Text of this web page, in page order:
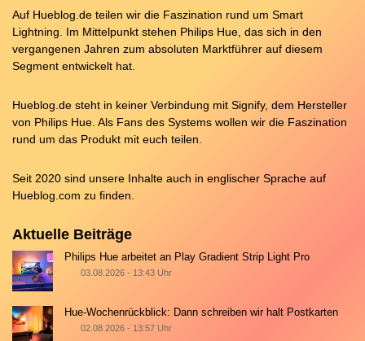
Auf Hueblog.de teilen wir die Faszination rund um Smart
Lightning. Im Mittelpunkt stehen Philips Hue, das sich in den
vergangenen Jahren zum absoluten Marktführer auf diesem
Segment entwickelt hat.
Hueblog.de steht in keiner Verbindung mit Signify, dem Hersteller
von Philips Hue. Als Fans des Systems wollen wir die Faszination
rund um das Produkt mit euch teilen.
Seit 2020 sind unsere Inhalte auch in englischer Sprache auf
Hueblog.com zu finden.
Aktuelle Beiträge
Philips Hue arbeitet an Play Gradient Strip Light Pro
03.08.2026 - 13:43 Uhr
Hue-Wochenrückblick: Dann schreiben wir halt Postkarten
02.08.2026 - 13:57 Uhr